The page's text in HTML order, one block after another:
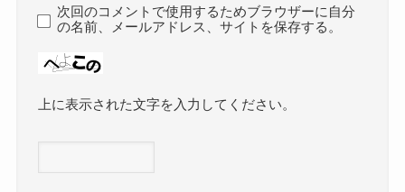
次回のコメントで使用するためブラウザーに自分
の名前、メールアドレス、サイトを保存する。
上に表示された文字を入力してください。